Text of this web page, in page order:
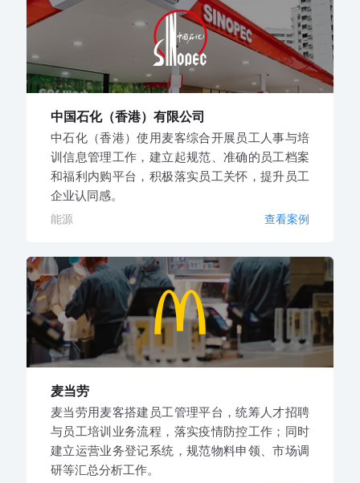
中国石化（香港）有限公司
中石化（香港）使用麦客综合开展员工人事与培
训信息管理工作，建立起规范、准确的员工档案
和福利内购平台，积极落实员工关怀，提升员工
企业认同感。
能源 查看案例
麦当劳
麦当劳用麦客搭建员工管理平台，统筹人才招聘
与员工培训业务流程，落实疫情防控工作；同时
建立运营业务登记系统，规范物料申领、市场调
研等汇总分析工作。